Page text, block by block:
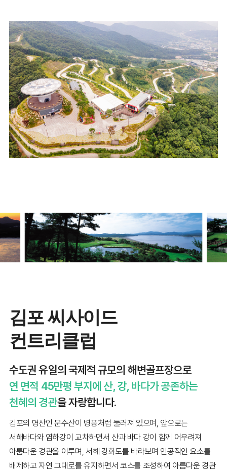
김포 씨사이드
컨트리클럽
수도권 유일의 국제적 규모의 해변골프장으로
연 면적 45만평 부지에 산, 강, 바다가 공존하는
천혜의 경관을 자랑합니다.
김포의 명산인 문수산이 병풍처럼 둘러져 있으며, 앞으로는
서해바다와 염하강이 교차하면서 산과 바다 강이 함께 어우려져
아룸다운 경관을 이루며, 서해 강화도를 바라보며 인공적인 요소를
배제하고 자연 그대로를 유지하면서 코스를 조성하여 아름다운 경관